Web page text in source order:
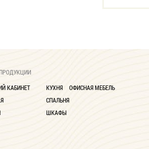
КАБИНЕТ
КУХНЯ
СПАЛЬНЯ
ШКАФЫ
ОФИСНАЯ МЕБЕЛЬ